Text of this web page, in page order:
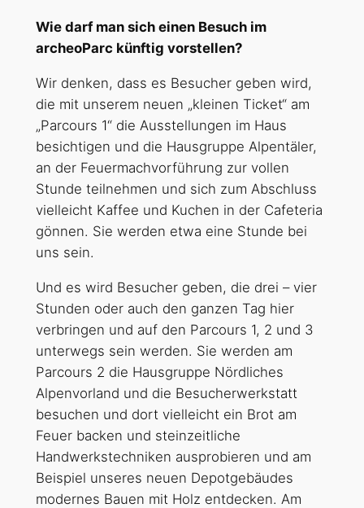
Wie darf man sich einen Besuch im
archeoParc künftig vorstellen?
Wir denken, dass es Besucher geben wird,
die mit unserem neuen „kleinen Ticket“ am
„Parcours 1“ die Ausstellungen im Haus
besichtigen und die Hausgruppe Alpentäler,
an der Feuermachvorführung zur vollen
Stunde teilnehmen und sich zum Abschluss
vielleicht Kaffee und Kuchen in der Cafeteria
gönnen. Sie werden etwa eine Stunde bei
uns sein.
Und es wird Besucher geben, die drei – vier
Stunden oder auch den ganzen Tag hier
verbringen und auf den Parcours 1, 2 und 3
unterwegs sein werden. Sie werden am
Parcours 2 die Hausgruppe Nördliches
Alpenvorland und die Besucherwerkstatt
besuchen und dort vielleicht ein Brot am
Feuer backen und steinzeitliche
Handwerkstechniken ausprobieren und am
Beispiel unseres neuen Depotgebäudes
modernes Bauen mit Holz entdecken. Am